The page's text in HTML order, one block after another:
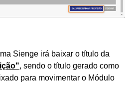
Sienge irá baixar o título da
, sendo o título gerado como
para movimentar o Módulo